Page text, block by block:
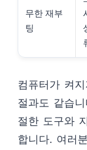
무한 재부
팅
컴퓨터가 켜
절과도 같습
절한 도구와
합니다. 여러